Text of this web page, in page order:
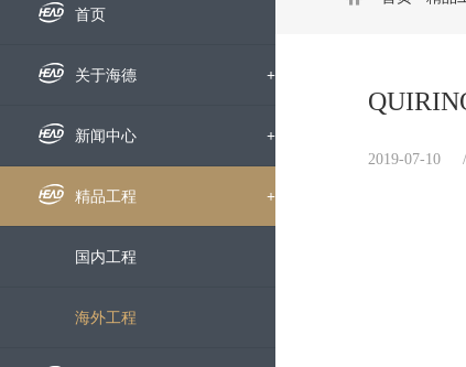
首页
关于海德 +
企业概况
组织机构
下属公司
发展历程
新闻中心 +
企业新闻
通知公告
招标信息
精品工程 +
国内工程
海外工程
2019-07-10 /